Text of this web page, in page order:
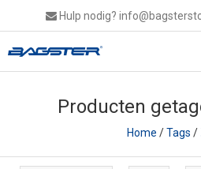
Hulp nodig?
Producten
Home /Tags /